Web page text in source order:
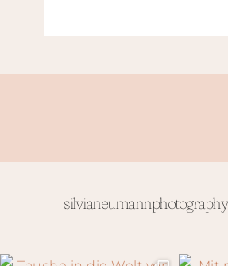
silvianeumannphotography